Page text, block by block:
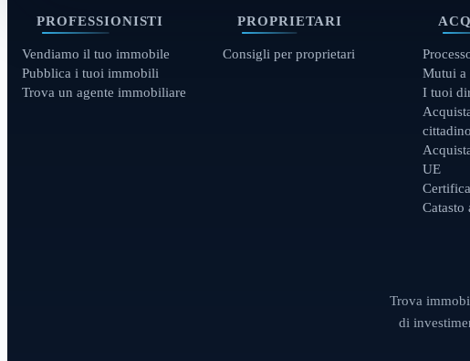
PROFESSIONISTI
Vendiamo il tuo immobile
Pubblica i tuoi immobili
Trova un agente immobiliare
PROPRIETARI
Consigli per proprietari
Mutui a
I tuoi
UE
Catasto
Trova
di